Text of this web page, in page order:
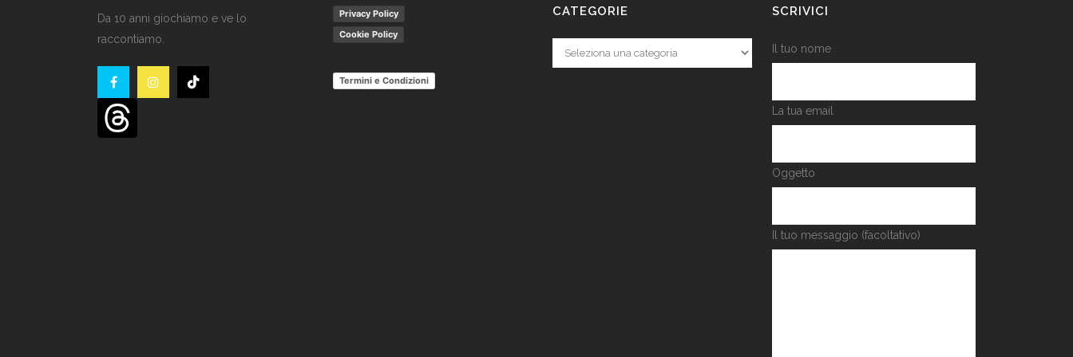
Da 10 anni giochiamo e ve lo
raccontiamo.
Privacy Policy
Cookie Policy
Termini e Condizioni
CATEGORIE
Categorie
SCRIVICI
Il tuo nome
La tua email
Oggetto
Il tuo messaggio (facoltativo)